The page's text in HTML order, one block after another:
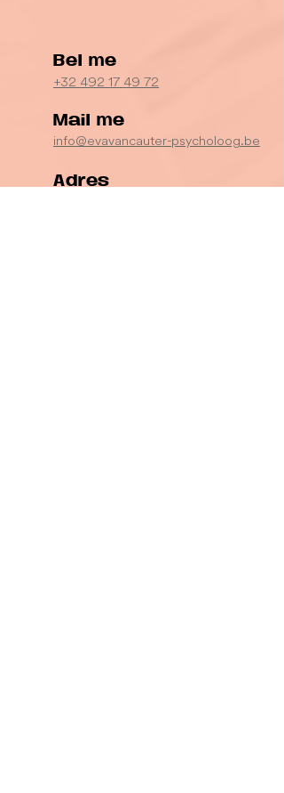
Bel me
+32 492 17 49 72
Mail me
info@evavancauter-psycholoog.be
Adres